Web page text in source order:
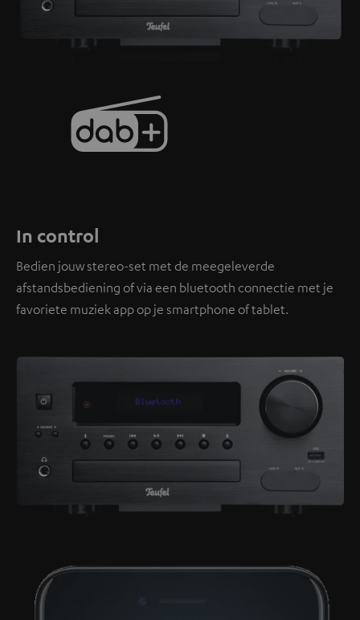
In control
Bedien jouw stereo-set met de meegeleverde
afstandsbediening of via een bluetooth connectie met je
favoriete muziek app op je smartphone of tablet.